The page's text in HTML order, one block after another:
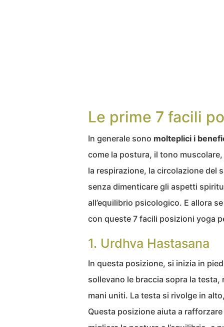
Le prime 7 facili
In generale sono molteplici i
come la postura, il tono
la respirazione, la circolazione del
senza dimenticare gli aspetti
all’equilibrio psicologico. E allora
con queste 7 facili posizioni yoga
1. Urdhva Hastasana
In questa posizione, si inizia in
sollevano le braccia sopra la
mani uniti. La testa si rivolge in
Questa posizione aiuta a